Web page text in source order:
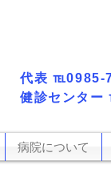
​健診センター
代表​ ℡0985-
病院について